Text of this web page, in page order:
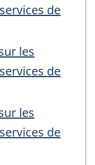
de
les
de
les
de